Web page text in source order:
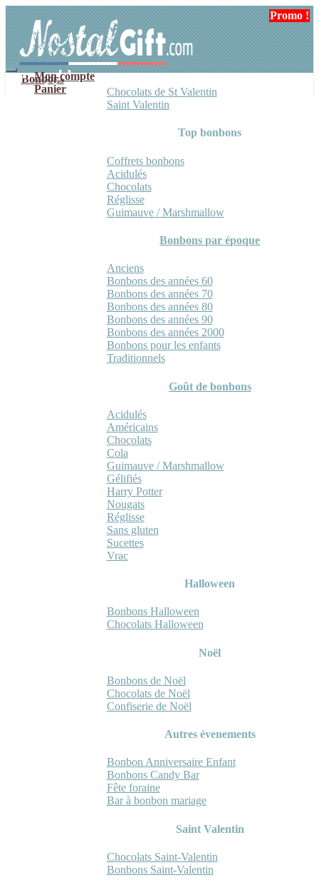
navigation
contenu
Mon compte
Panier
Bonbons
Chocolats de St Valentin
Saint Valentin
Top bonbons
Coffrets bonbons
Acidulés
Chocolats
Réglisse
Guimauve / Marshmallow
Bonbons par époque
Anciens
Bonbons des années 60
Bonbons des années 70
Bonbons des années 80
Bonbons des années 90
Bonbons des années 2000
Bonbons pour les enfants
Traditionnels
Goût de bonbons
Acidulés
Américains
Chocolats
Cola
Guimauve / Marshmallow
Gélifiés
Harry Potter
Nougats
Réglisse
Sans gluten
Sucettes
Vrac
Halloween
Bonbons Halloween
Chocolats Halloween
Noël
Bonbons de Noël
Chocolats de Noël
Confiserie de Noël
Autres évenements
Bonbon Anniversaire Enfant
Bonbons Candy Bar
Fête foraine
Bar à bonbon mariage
Saint Valentin
Chocolats Saint-Valentin
Bonbons Saint-Valentin
Promo !
Promo !